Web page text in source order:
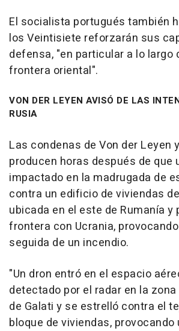
El socialista portugués también
los Veintisiete reforzarán sus
defensa, "en particular a lo largo
frontera oriental".
VON DER LEYEN AVISÓ DE LAS
RUSIA
Las condenas de Von der Leyen
producen horas después de que
impactado en la madrugada de
contra un edificio de viviendas
ubicada en el este de Rumanía y
frontera con Ucrania,
seguida de un incendio.
"Un dron entró en el espacio
detectado por el radar en la
de Galati y se estrelló contra el
bloque de viviendas,